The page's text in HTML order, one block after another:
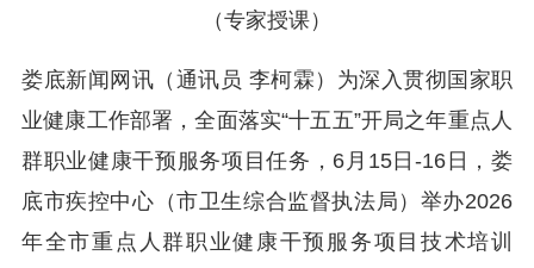
（专家授课）
娄底新闻网讯（通讯员 李柯霖）为深入贯彻国家职
业健康工作部署，全面落实“十五五”开局之年重点人
群职业健康干预服务项目任务，6月15日-16日，娄
底市疾控中心（市卫生综合监督执法局）举办2026
年全市重点人群职业健康干预服务项目技术培训